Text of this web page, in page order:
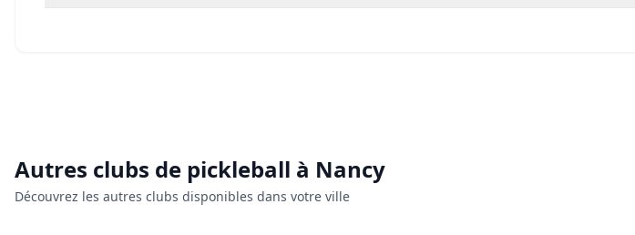
Autres clubs de pickleball à Nancy
Découvrez les autres clubs disponibles dans votre ville